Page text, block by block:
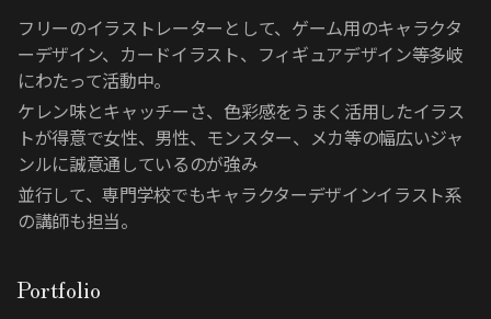
フリーのイラストレーターとして、ゲーム用のキャラクタ
ーデザイン、カードイラスト、フィギュアデザイン等多岐
にわたって活動中。
ケレン味とキャッチーさ、色彩感をうまく活用したイラス
トが得意で女性、男性、モンスター、メカ等の幅広いジャ
ンルに誠意通しているのが強み
並行して、専門学校でもキャラクターデザインイラスト系
の講師も担当。
Portfolio